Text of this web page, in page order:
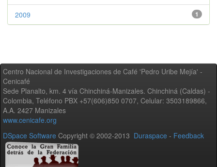
1
2009
Centro Nacional de Investigaciones de Café 'Pedro Uribe Mejía' -
Cenicafé
Sede Planalto, km. 4 vía Chinchiná-Manizales. Chinchiná (Caldas) -
Colombia, Teléfono PBX +57(606)850 0707, Celular: 3503189866,
A.A. 2427 Manizales
www.cenicafe.org
DSpace Software Copyright © 2002-2013 Duraspace - Feedback